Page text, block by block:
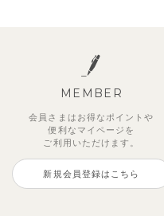
MEMBER
会員さまはお得なポイントや
便利な マイページを
ご利用いただけます。
新規会員登録はこちら